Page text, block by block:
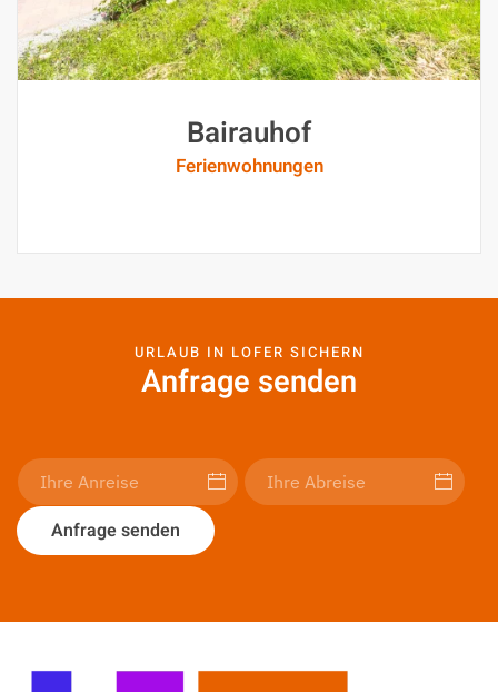
Bairauhof
Ferienwohnungen
URLAUB IN LOFER SICHERN
Anfrage senden
Anfrage senden